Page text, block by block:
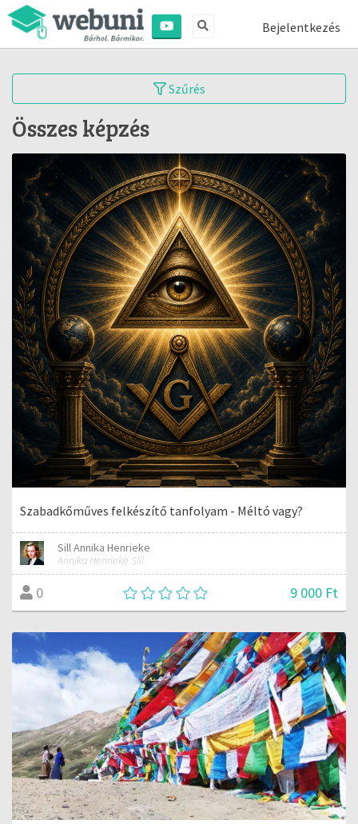
Bejelentkezés
Szűrés
Összes képzés
Szabadkőműves felkészítő tanfolyam - Méltó vagy?
Sill Annika Henrieke
Annika Henrieke Sill
0 9 000 Ft